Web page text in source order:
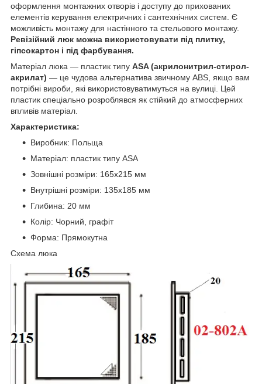
оформлення монтажних отворів і доступу до прихованих
елементів керування електричних і сантехнічних систем. Є
можливість монтажу для настінного та стельового монтажу.
Ревізійний люк можна використовувати під плитку,
гіпсокартон і під фарбування.
Матеріал люка — пластик типу ASA (акрилонитрил-стирол-
акрилат) — це чудова альтернатива звичному ABS, якщо вам
потрібні вироби, які використовуватимуться на вулиці. Цей
пластик спеціально розроблявся як стійкий до атмосферних
впливів матеріал.
Характеристика:
Виробник: Польща
Матеріал: пластик типу ASA
Зовнішні розміри: 165х215 мм
Внутрішні розміри: 135х185 мм
Глибина: 20 мм
Колір: Чорний, графіт
Форма: Прямокутна
Схема люка